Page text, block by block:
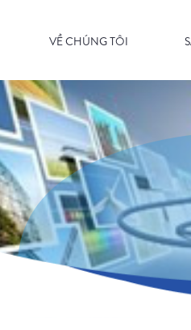
VỀ CHÚNG TÔI